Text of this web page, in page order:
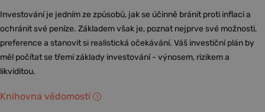
Investování je jedním ze způsobů, jak se účinně bránit proti inflaci a
ochránit své peníze. Základem však je, poznat nejprve své možnosti,
preference a stanovit si realistická očekávání. Váš investiční plán by
měl počítat se třemi základy investování - výnosem, rizikem a
likviditou.
Knihovna vědomostí